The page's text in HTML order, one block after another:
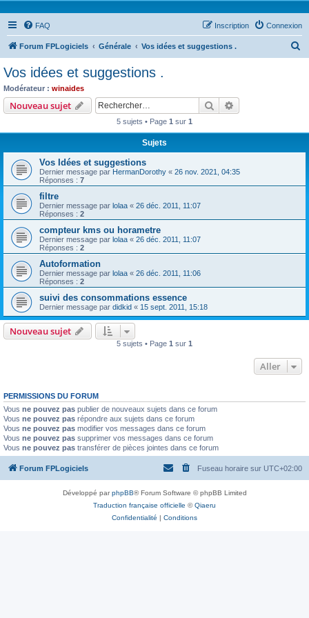
FAQ Connexion
Inscription
Forum FPLogiciels Générale Vos idées et suggestions .
Vos idées et suggestions .
Modérateur : winaides
Nouveau sujet Rechercher
5 sujets • Page 1 sur 1
Sujets
Vos Idées et suggestions
Dernier message par HermanDorothy « 26 nov. 2021, 04:35
Réponses : 7
filtre
Dernier message par lolaa « 26 déc. 2011, 11:07
Réponses : 2
compteur kms ou horametre
Dernier message par lolaa « 26 déc. 2011, 11:07
Réponses : 2
Autoformation
Dernier message par lolaa « 26 déc. 2011, 11:06
Réponses : 2
suivi des consommations essence
Dernier message par didkid « 15 sept. 2011, 15:18
Nouveau sujet
5 sujets • Page 1 sur 1
Aller
PERMISSIONS DU FORUM
Vous ne pouvez pas publier de nouveaux sujets dans ce forum
Vous ne pouvez pas répondre aux sujets dans ce forum
Vous ne pouvez pas modifier vos messages dans ce forum
Vous ne pouvez pas supprimer vos messages dans ce forum
Vous ne pouvez pas transférer de pièces jointes dans ce forum
Forum FPLogiciels Fuseau horaire sur UTC+02:00
Développé parphpBB® Forum Software © phpBB Limited
Traduction française officielle ©Qiaeru
Confidentialité | Conditions